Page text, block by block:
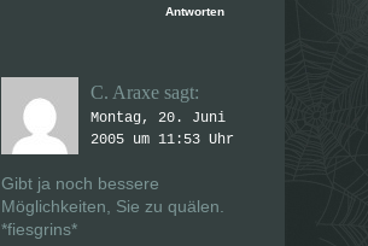
Antworten
C. Araxe sagt:
Montag, 20. Juni
2005 um 11:53 Uhr
Gibt ja noch bessere
Möglichkeiten, Sie zu quälen.
*fiesgrins*